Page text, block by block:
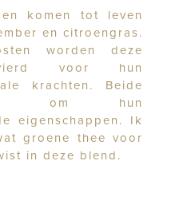
komen tot leven
en citroengras.
worden deze
voor hun
krachten. Beide
om hun
eigenschappen. Ik
groene thee voor
in deze blend.